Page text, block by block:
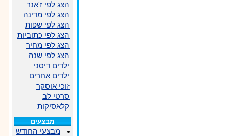
הצג לפי ז'אנר
הצג לפי מדינה
הצג לפי שפות
הצג לפי כתוביות
הצג לפי מחיר
הצג לפי שנה
ילדים דיסני
ילדים אחרים
זוכי אוסקר
סרטי לב
קלאסיקות
מבצעים
מבצעי החודש